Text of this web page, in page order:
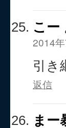
こー
2014
引き
返信
まー